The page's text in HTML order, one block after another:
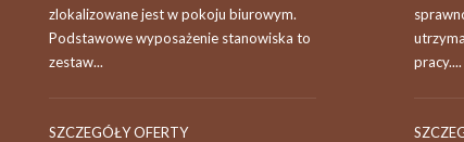
zlokalizowane jest w pokoju biurowym.
Podstawowe wyposażenie stanowiska to
zestaw...
SZCZEGÓŁY OFERTY
pracy....